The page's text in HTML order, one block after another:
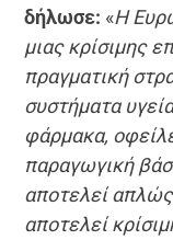
δήλωσε: «Η
μιας κρίσιμης
πραγματική
συστήματα
φάρμακα,
παραγωγική
αποτελεί απλώς
αποτελεί